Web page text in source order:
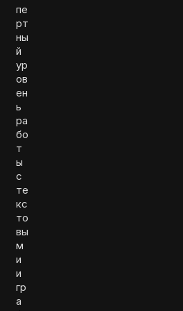
пе
рт
ны
й
ур
ов
ен
ь
ра
бо
т
ы
с
те
кс
то
вы
м
и
и
гр
а